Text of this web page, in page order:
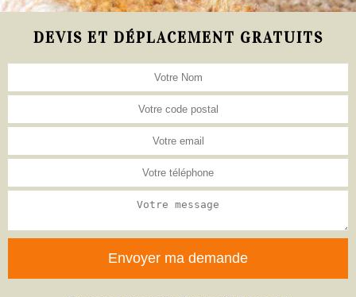
DEVIS ET DÉPLACEMENT GRATUITS